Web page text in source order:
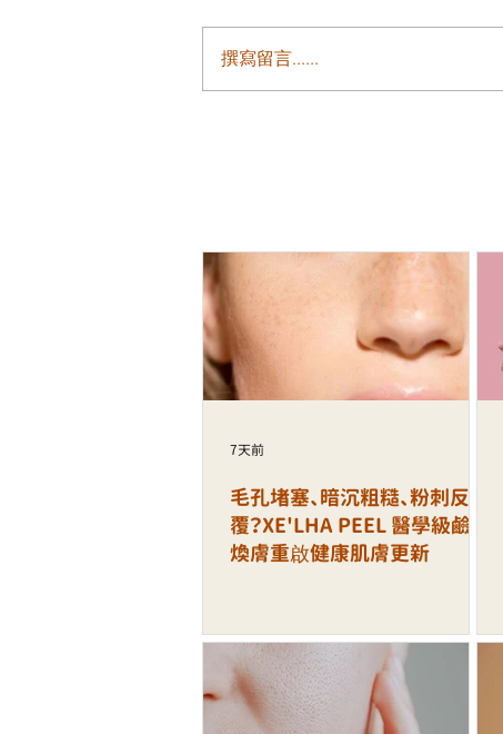
撰寫留言......
毛孔堵塞、暗沉粗糙、粉刺反
覆？XE'LHA PEEL 醫學級鹼性
煥膚重啟健康肌膚更新
7天前